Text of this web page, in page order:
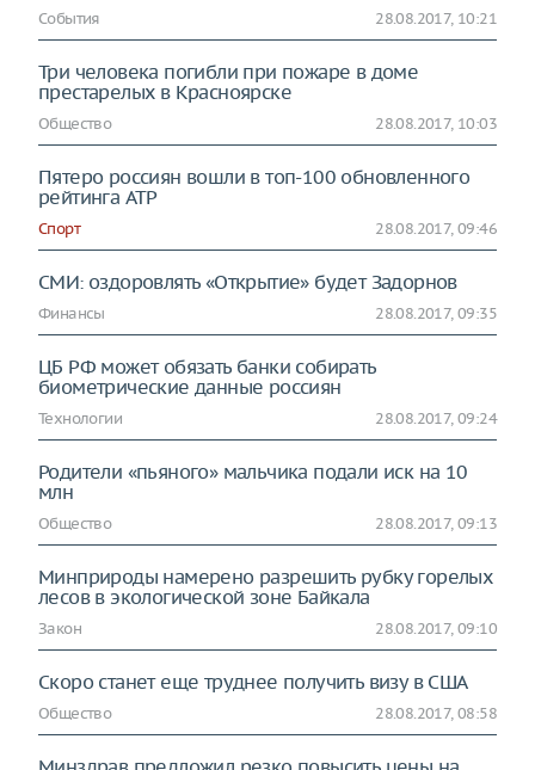
События 28.08.2017, 10:21
Три человека погибли при пожаре в доме
престарелых в Красноярске
Общество 28.08.2017, 10:03
Пятеро россиян вошли в топ-100 обновленного
рейтинга ATP
Спорт 28.08.2017, 09:46
СМИ: оздоровлять «Открытие» будет Задорнов
Финансы 28.08.2017, 09:35
ЦБ РФ может обязать банки собирать
биометрические данные россиян
Технологии 28.08.2017, 09:24
Родители «пьяного» мальчика подали иск на 10
млн
Общество 28.08.2017, 09:13
Минприроды намерено разрешить рубку горелых
лесов в экологической зоне Байкала
Закон 28.08.2017, 09:10
Скоро станет еще труднее получить визу в США
Общество 28.08.2017, 08:58